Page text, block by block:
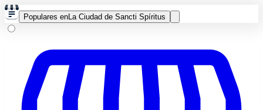
Populares enLa Ciudad de Sancti Spíritus